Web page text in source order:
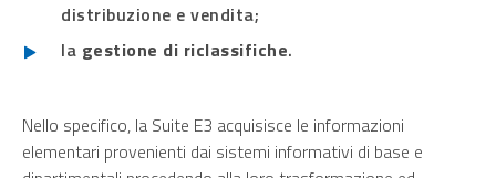
distribuzione e vendita;
la gestione di riclassifiche.
Nello specifico, la Suite E3 acquisisce le informazioni
elementari provenienti dai sistemi informativi di base e